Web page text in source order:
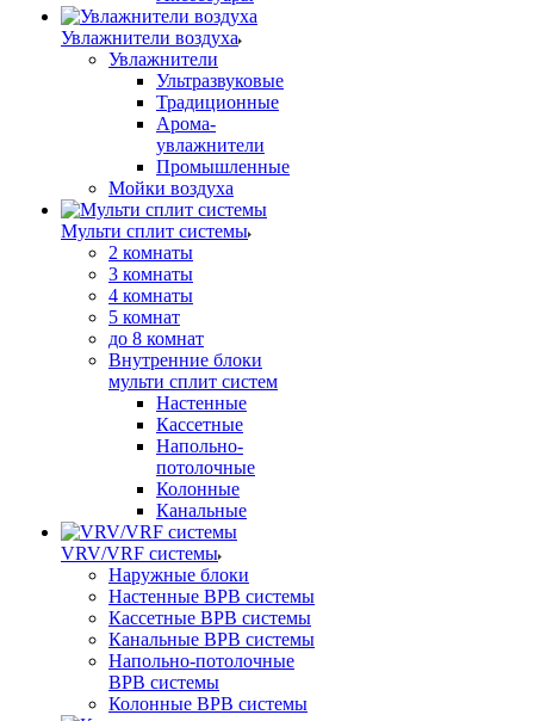
Увлажнители воздуха
Увлажнители
Ультразвуковые
Традиционные
Арома-
увлажнители
Промышленные
Мойки воздуха
Мульти сплит системы
2 комнаты
3 комнаты
4 комнаты
5 комнат
до 8 комнат
Внутренние блоки
мульти сплит систем
Настенные
Кассетные
Напольно-
потолочные
Колонные
Канальные
VRV/VRF системы
Наружные блоки
Настенные ВРВ системы
Кассетные ВРВ системы
Канальные ВРВ системы
Напольно-потолочные
ВРВ системы
Колонные ВРВ системы